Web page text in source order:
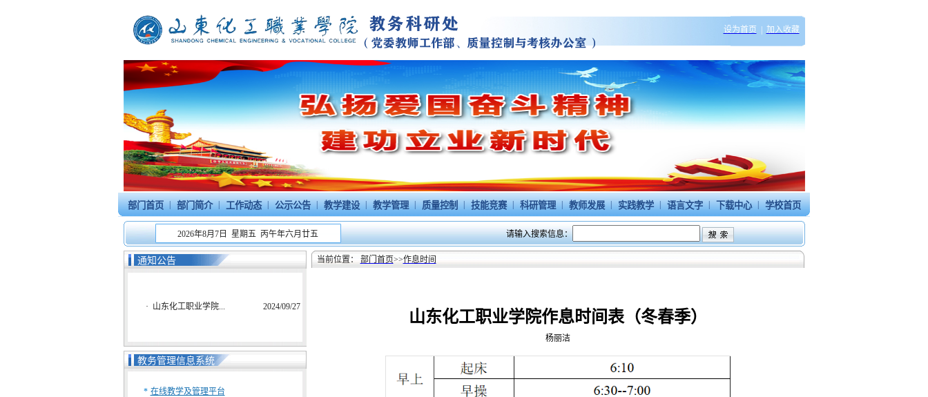
设为首页 加入收藏
部门首页 | 部门简介 | 工作动态 | 公示公告 | 教学建设 | 教学管理 | 质量控制 | 技能竞赛 | 科研管理 | 教师发展 | 实践教学 | 语言文字 | 下载中心 | 学校首页
2026年8月7日 星期五 丙午年六月廿五 请输入搜索信息：
通知公告
· 山东化工职业学院... 2024/09/27
教务管理信息系统
* 在线教学及管理平台
当前位置： 部门首页>>作息时间
山东化工职业学院作息时间表（冬春季）
杨丽洁